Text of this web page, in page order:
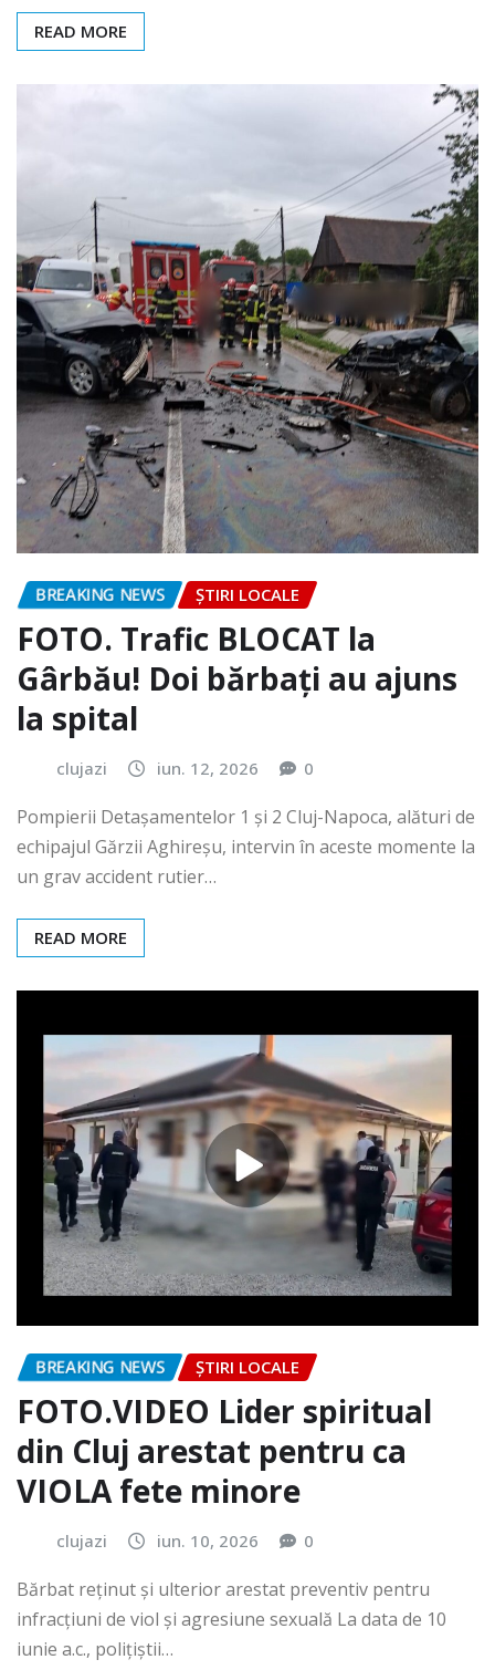
READ MORE
BREAKING NEWS ȘTIRI LOCALE
FOTO. Trafic BLOCAT la
Gârbău! Doi bărbați au ajuns
la spital
clujazi iun. 12, 2026 0
Pompierii Detașamentelor 1 și 2 Cluj-Napoca, alături de
echipajul Gărzii Aghireșu, intervin în aceste momente la
un grav accident rutier…
READ MORE
BREAKING NEWS ȘTIRI LOCALE
FOTO.VIDEO Lider spiritual
din Cluj arestat pentru ca
VIOLA fete minore
clujazi iun. 10, 2026 0
Bărbat reținut și ulterior arestat preventiv pentru
infracțiuni de viol și agresiune sexuală La data de 10
iunie a.c., polițiștii…